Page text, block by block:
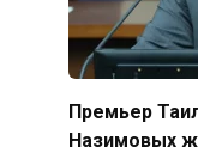
Премьер
Назимовых